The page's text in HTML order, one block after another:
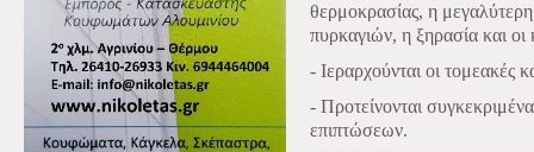
θερμοκρασίας, η
πυρκαγιών, η ξηρασία και
- Ιεραρχούνται οι τομεακές
- Προτείνονται
επιπτώσεων.